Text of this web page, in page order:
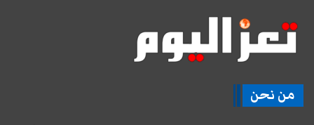
من نحن